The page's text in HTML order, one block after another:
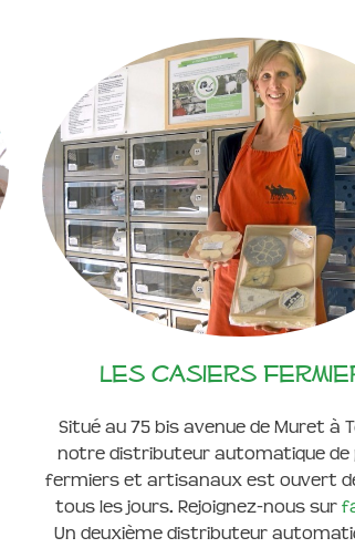
Les casiers
Situé au 75 bis avenue de Muret à
notre distributeur automatique de
fermiers et artisanaux est ouvert
tous les jours. Rejoignez-nous sur
Un deuxième distributeur